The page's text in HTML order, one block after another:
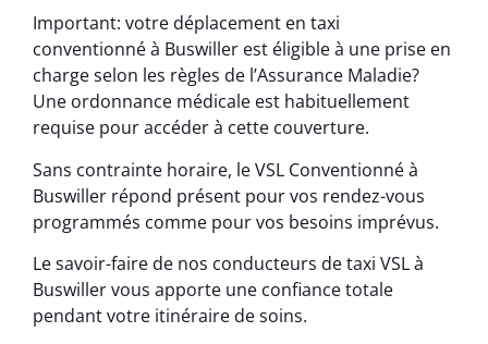
Important: votre déplacement en taxi
conventionné à Buswiller est éligible à une prise en
charge selon les règles de l’Assurance Maladie?
Une ordonnance médicale est habituellement
requise pour accéder à cette couverture.
Sans contrainte horaire, le VSL Conventionné à
Buswiller répond présent pour vos rendez-vous
programmés comme pour vos besoins imprévus.
Le savoir-faire de nos conducteurs de taxi VSL à
Buswiller vous apporte une confiance totale
pendant votre itinéraire de soins.